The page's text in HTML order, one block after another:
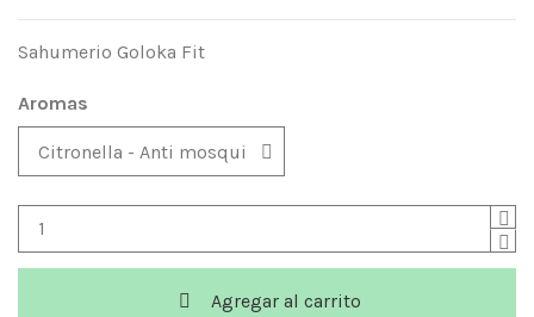
Sahumerio Goloka Fit
Aromas
Agregar al carrito